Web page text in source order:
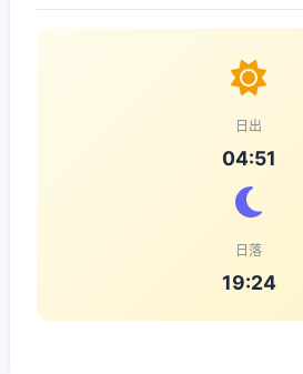
日出
04:51
日落
19:24